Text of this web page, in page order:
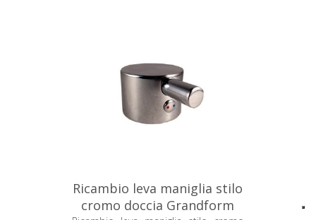
Ricambio leva maniglia stilo
cromo doccia Grandform